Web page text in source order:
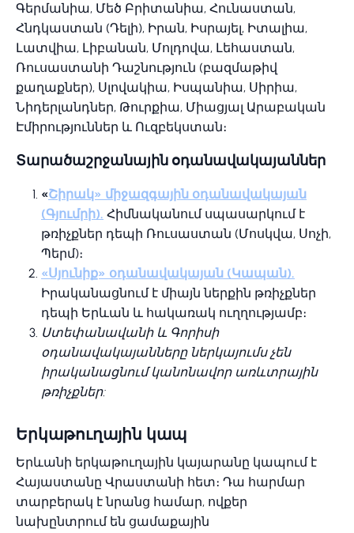
Գերմանիա, Մեծ Բրիտանիա, Հունաստան,
Հնդկաստան (Դելի), Իրան, Իսրայել, Իտալիա,
Լատվիա, Լիբանան, Մոլդովա, Լեհաստան,
Ռուսաստանի Դաշնություն (բազմաթիվ
քաղաքներ), Սլովակիա, Իսպանիա, Սիրիա,
Նիդերլանդներ, Թուրքիա, Միացյալ Արաբական
Էմիրություններ և Ուզբեկստան։
Տարածաշրջանային օդանավակայաններ
«Շիրակ» միջազգային օդանավակայան
(Գյումրի). Հիմնականում սպասարկում է
թռիչքներ դեպի Ռուսաստան (Մոսկվա, Սոչի,
Պերմ)։
«Սյունիք» օդանավակայան (Կապան).
Իրականացնում է միայն ներքին թռիչքներ
դեպի Երևան և հակառակ ուղղությամբ։
Ստեփանավանի և Գորիսի
օդանավակայանները ներկայումս չեն
իրականացնում կանոնավոր առևտրային
թռիչքներ:
Երկաթուղային կապ
Երևանի երկաթուղային կայարանը կապում է
Հայաստանը Վրաստանի հետ։ Դա հարմար
տարբերակ է նրանց համար, ովքեր
նախընտրում են ցամաքային